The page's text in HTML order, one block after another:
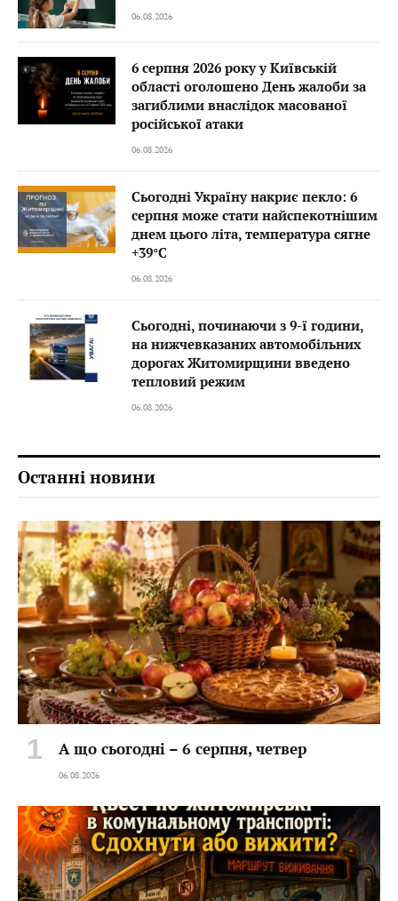
06.08.2026
6 серпня 2026 року у Київській
області оголошено День жалоби за
загиблими внаслідок масованої
російської атаки
06.08.2026
Сьогодні Україну накриє пекло: 6
серпня може стати найспекотнішим
днем цього літа, температура сягне
+39°C
06.08.2026
Сьогодні, починаючи з 9-ї години,
на нижчевказаних автомобільних
дорогах Житомирщини введено
тепловий режим
06.08.2026
Останні новини
А що сьогодні – 6 серпня, четвер
06.08.2026